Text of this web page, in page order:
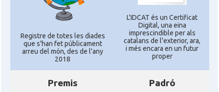
Registre de totes les diades
que s'han fet públicament
arreu del món, des de l'any
2018
L'IDCAT és un Certificat
Digital, una eina
imprescindible per als
catalans de l'exterior, ara,
i més encara en un futur
proper
Premis Padró